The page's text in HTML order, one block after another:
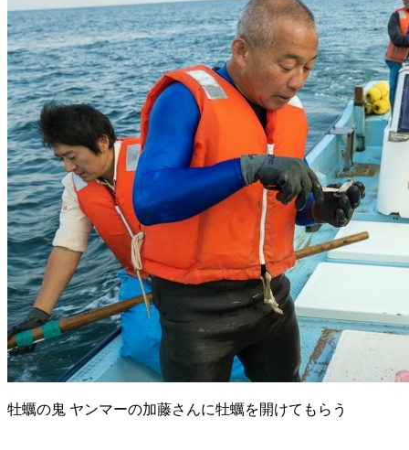
牡蠣の鬼 ヤンマーの加藤さんに牡蠣を開けてもらう